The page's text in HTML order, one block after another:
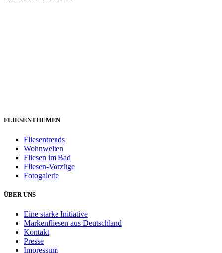
FLIESENTHEMEN
Fliesentrends
Wohnwelten
Fliesen im Bad
Fliesen-Vorzüge
Fotogalerie
ÜBER UNS
Eine starke Initiative
Markenfliesen aus Deutschland
Kontakt
Presse
Impressum